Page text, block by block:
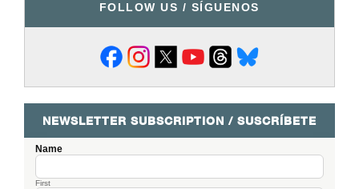
FOLLOW US / SÍGUENOS
NEWSLETTER SUBSCRIPTION / SUSCRÍBETE
Name
First